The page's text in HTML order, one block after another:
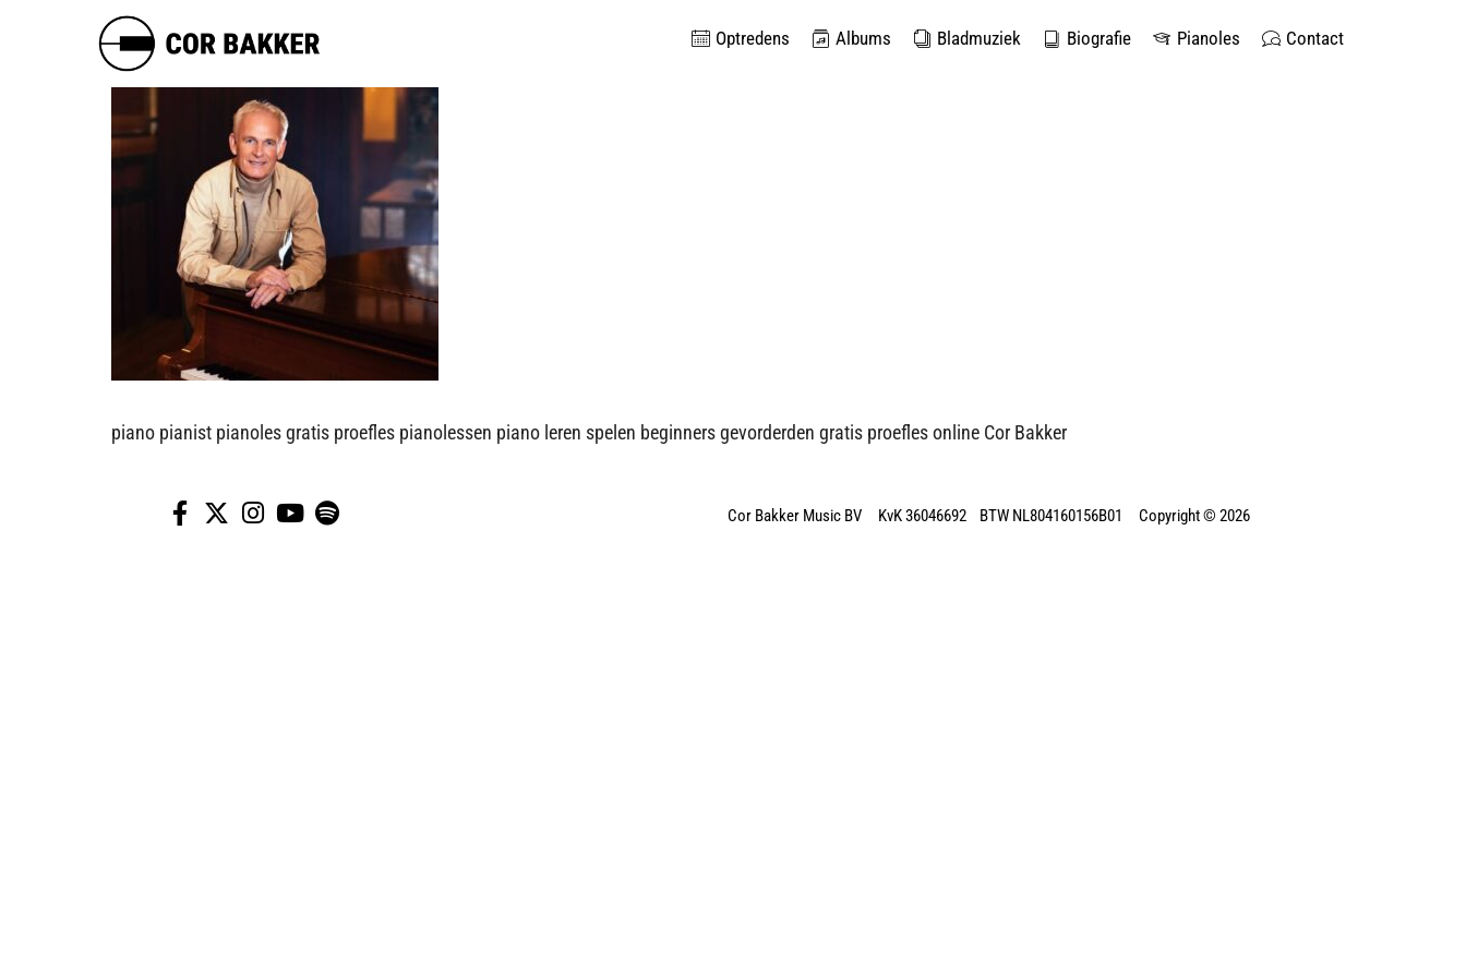
Optredens Albums Bladmuziek Biografie Pianoles Contact
piano pianist pianoles gratis proefles pianolessen piano leren spelen beginners gevorderden gratis proefles online Cor Bakker
Cor Bakker Music BV KvK 36046692 BTW NL804160156B01 Copyright © 2026